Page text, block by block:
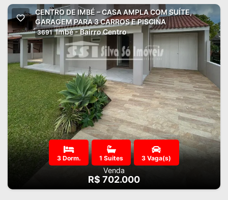
CENTRO DE IMBÉ – CASA AMPLA COM SUÍTE,
GARAGEM PARA 3 CARROS E PISCINA
3691 Imbé - Bairro Centro
3 Dorm. 1 Suites 3 Vaga(s)
Venda
R$ 702.000